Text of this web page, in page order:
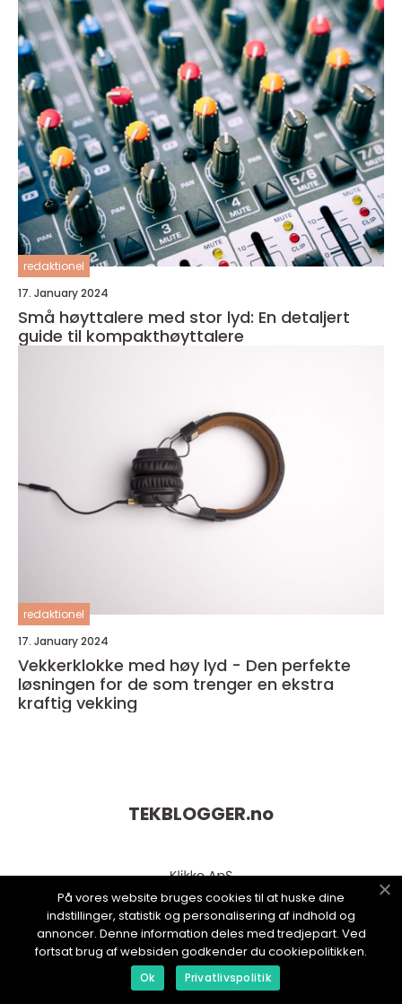
redaktionel
17. January 2024
Små høyttalere med stor lyd: En detaljert
guide til kompakthøyttalere
redaktionel
17. January 2024
Vekkerklokke med høy lyd - Den perfekte
løsningen for de som trenger en ekstra
kraftig vekking
TEKBLOGGER.no
web:www.klikko.dk
På vores website bruges cookies til at huske dine
indstillinger, statistik og personalisering af indhold og
annoncer. Denne information deles med tredjepart. Ved
fortsat brug af websiden godkender du cookiepolitikken.
Ok Privatlivspolitik